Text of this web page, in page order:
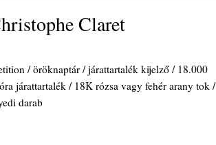
Claret
/ öröknaptár / járattartalék kijelző / 18.000
járattartalék / 18K rózsa vagy fehér arany tok /
darab